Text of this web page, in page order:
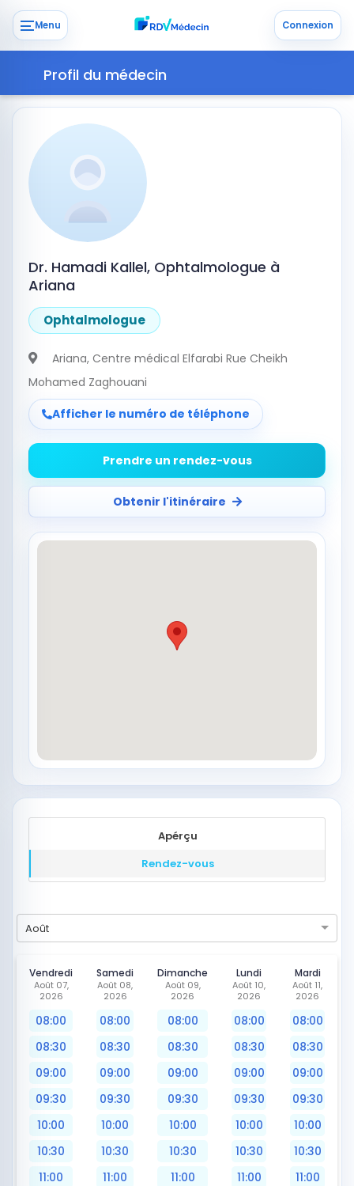
Menu Connexion
Profil du médecin
Dr. Hamadi Kallel, Ophtalmologue à
Ariana
Ophtalmologue
Ariana, Centre médical Elfarabi Rue Cheikh
Mohamed Zaghouani
Afficher le numéro de téléphone
Prendre un rendez-vous
Obtenir l'itinéraire
Apérçu
Rendez-vous
Août
Vendredi
Août 07,
2026
08:00
08:30
09:00
09:30
10:00
10:30
11:00
Samedi
Août 08,
2026
08:00
08:30
09:00
09:30
10:00
10:30
11:00
Dimanche
Août 09,
2026
08:00
08:30
09:00
09:30
10:00
10:30
11:00
Lundi
Août 10,
2026
08:00
08:30
09:00
09:30
10:00
10:30
11:00
Mardi
Août 11,
2026
08:00
08:30
09:00
09:30
10:00
10:30
11:00